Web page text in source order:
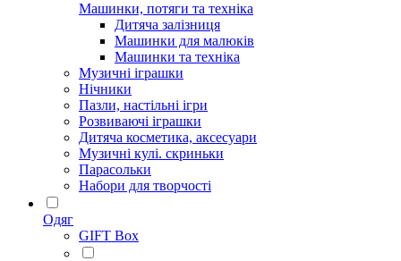
Машинки, потяги та техніка
Дитяча залізниця
Машинки для малюків
Машинки та техніка
Музичні іграшки
Нічники
Пазли, настільні ігри
Розвиваючі іграшки
Дитяча косметика, аксесуари
Музичні кулі. скриньки
Парасольки
Набори для творчості
Одяг
GIFT Box